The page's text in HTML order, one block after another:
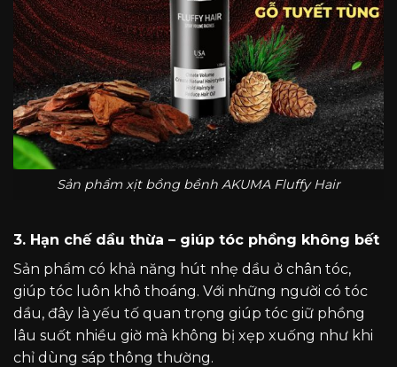
Sản phẩm xịt bồng bềnh AKUMA Fluffy Hair
3. Hạn chế dầu thừa – giúp tóc phồng không bết
Sản phẩm có khả năng hút nhẹ dầu ở chân tóc,
giúp tóc luôn khô thoáng. Với những người có tóc
dầu, đây là yếu tố quan trọng giúp tóc giữ phồng
lâu suốt nhiều giờ mà không bị xẹp xuống như khi
chỉ dùng sáp thông thường.